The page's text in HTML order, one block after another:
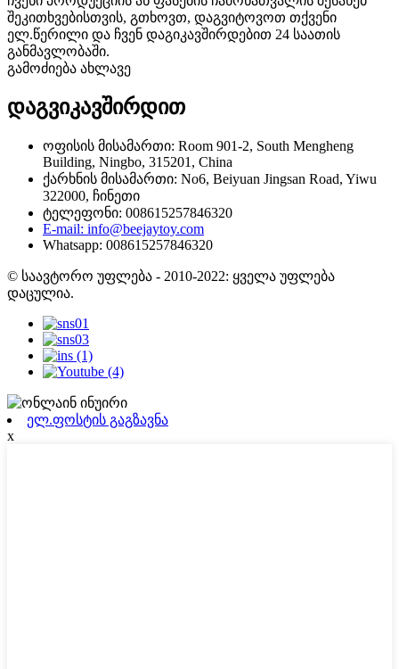
შეკითხვებისთვის, გთხოვთ, დაგვიტოვოთ თქვენი
ელ.წერილი და ჩვენ დაგიკავშირდებით 24 საათის
განმავლობაში.
გამოძიება ახლავე
დაგვიკავშირდით
ოფისის მისამართი: Room 901-2, South Mengheng
Building, Ningbo, 315201, China
ქარხნის მისამართი: No6, Beiyuan Jingsan Road, Yiwu
322000, ჩინეთი
ტელეფონი: 008615257846320
E-mail: info@beejaytoy.com
Whatsapp: 008615257846320
© საავტორო უფლება - 2010-2022: ყველა უფლება
დაცულია.
ელ.ფოსტის გაგზავნა
x